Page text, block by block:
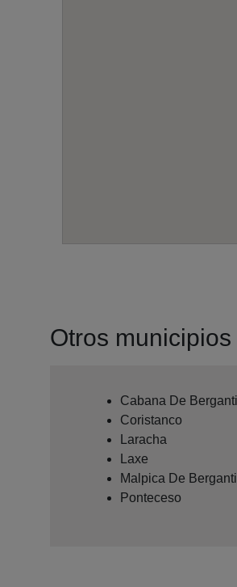
Otros
Cabana De
Coristanco
Laracha
Laxe
Malpica De
Ponteceso